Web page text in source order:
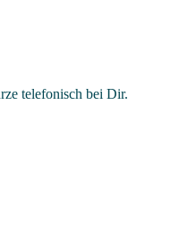
telefonisch bei Dir.